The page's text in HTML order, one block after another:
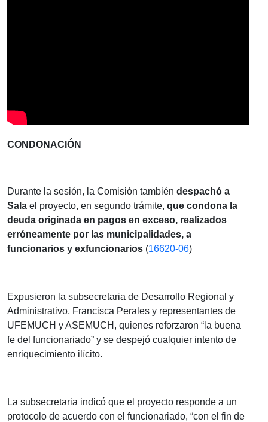
CONDONACIÓN
Durante la sesión, la Comisión también despachó a
Sala el proyecto, en segundo trámite, que condona la
deuda originada en pagos en exceso, realizados
erróneamente por las municipalidades, a
funcionarios y exfuncionarios (16620-06)
Expusieron la subsecretaria de Desarrollo Regional y
Administrativo, Francisca Perales y representantes de
UFEMUCH y ASEMUCH, quienes reforzaron “la buena
fe del funcionariado” y se despejó cualquier intento de
enriquecimiento ilícito.
La subsecretaria indicó que el proyecto responde a un
protocolo de acuerdo con el funcionariado, “con el fin de